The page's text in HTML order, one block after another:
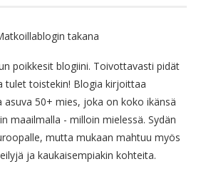
poikkesit blogiini. Toivottavasti pidät
tulet toistekin! Blogia kirjoittaa
asuva 50+ mies, joka on koko ikänsä
maailmalla - milloin mielessä. Sydän
mutta mukaan mahtuu myös
ja kaukaisempiakin kohteita.